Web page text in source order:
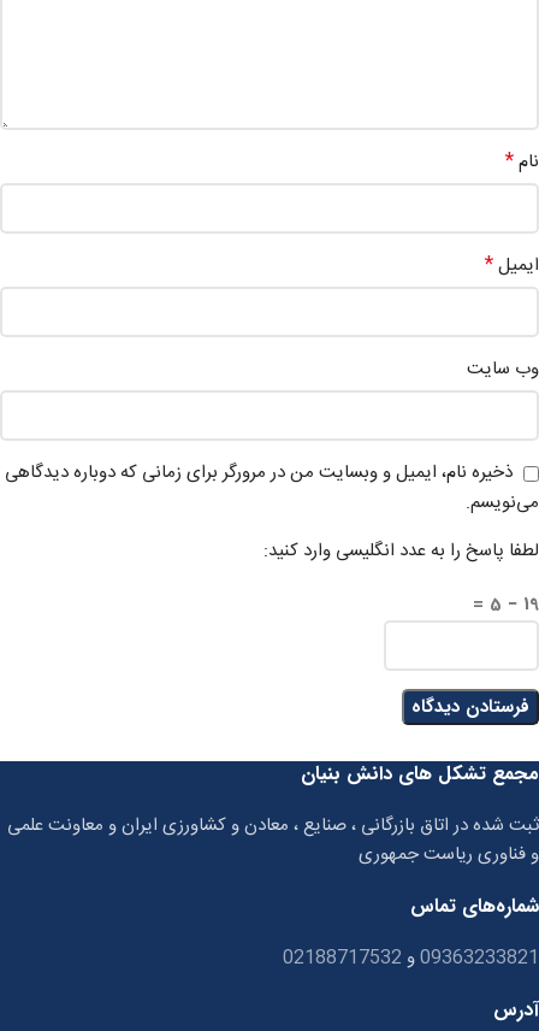
نام*
ایمیل*
وب‌ سایت
ذخیره نام، ایمیل و وبسایت من در مرورگر برای زمانی که دوباره دیدگاهی
می‌نویسم.
لطفا پاسخ را به عدد انگلیسی وارد کنید:
19 − 5 =
مجمع تشکل های دانش بنیان
ثبت شده در اتاق بازرگانی ، صنایع ، معادن و کشاورزی ایران و معاونت علمی
و فناوری ریاست جمهوری
شماره‌های تماس
09363233821و 02188717532
آدرس